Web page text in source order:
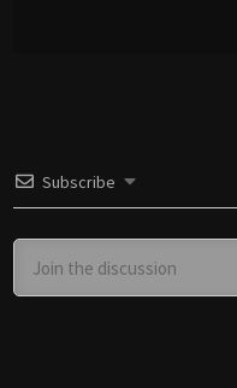
Subscribe